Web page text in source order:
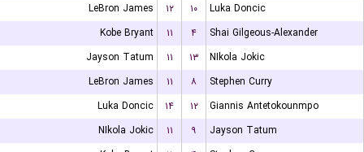
LeBron James
۱۲ ۱۰
Luka Doncic
Kobe Bryant
۱۱ ۴
Shai Gilgeous-Alexander
Jayson Tatum
۱۱ ۱۳
NIkola Jokic
LeBron James
۱۱ ۸
Stephen Curry
Luka Doncic
۱۴ ۱۲
Giannis Antetokounmpo
NIkola Jokic
۱۱ ۹
Jayson Tatum